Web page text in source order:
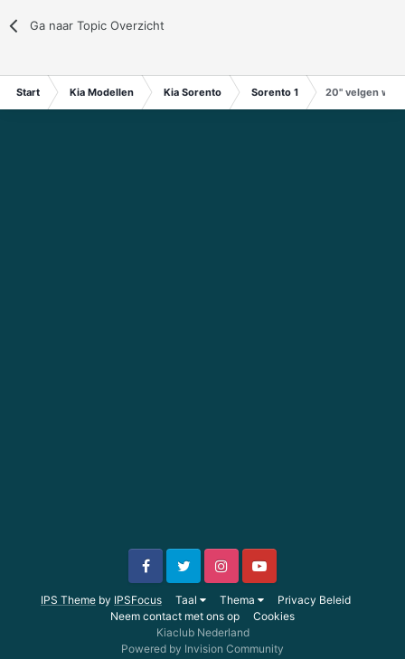
Ga naar Topic Overzicht
Start Kia Modellen Kia Sorento Sorento 1 20" velgen
IPS Theme by IPSFocus Taal Thema
Privacy Beleid
Neem contact met ons op
Cookies
Kiaclub Nederland
Powered by Invision Community